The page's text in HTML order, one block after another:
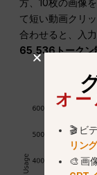
方、10枚の画像
て短い動画クリ
合わせると、入
65,536トークン
オ
🎬 ビ
リン
🎨 画